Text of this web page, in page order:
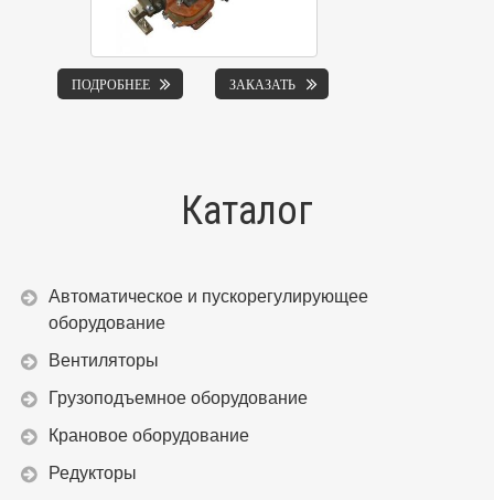
ПОДРОБНЕЕ ЗАКАЗАТЬ
Каталог
Автоматическое и пускорегулирующее
оборудование
Вентиляторы
Грузоподъемное оборудование
Крановое оборудование
Редукторы